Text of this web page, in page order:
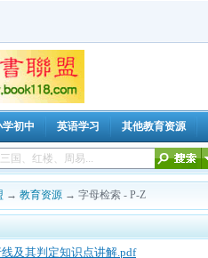
学初中 英语学习 其他教育资源
→ 教育资源 → 字母检索 - P-Z
及其判定知识点讲解.pdf